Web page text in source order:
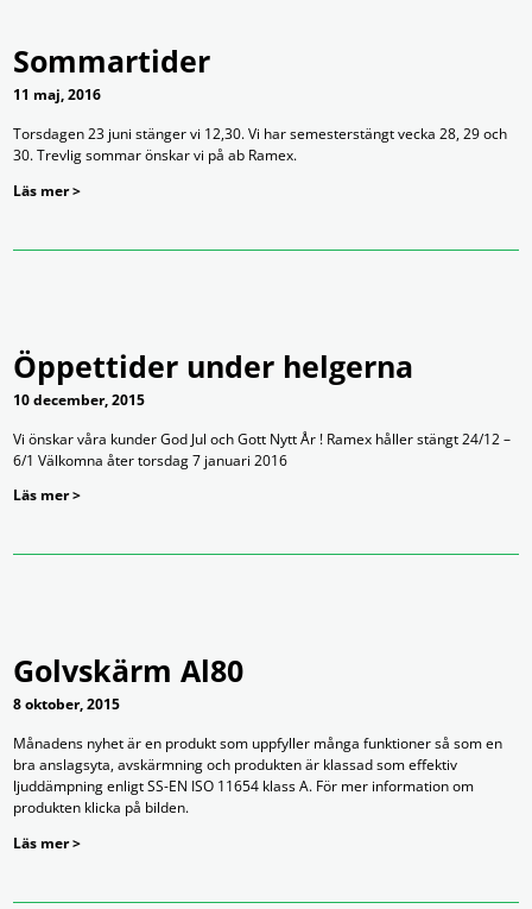
Sommartider
11 maj, 2016
Torsdagen 23 juni stänger vi 12,30. Vi har semesterstängt vecka 28, 29 och
30. Trevlig sommar önskar vi på ab Ramex.
Läs mer >
Öppettider under helgerna
10 december, 2015
Vi önskar våra kunder God Jul och Gott Nytt År ! Ramex håller stängt 24/12 –
6/1 Välkomna åter torsdag 7 januari 2016
Läs mer >
Golvskärm Al80
8 oktober, 2015
Månadens nyhet är en produkt som uppfyller många funktioner så som en
bra anslagsyta, avskärmning och produkten är klassad som effektiv
ljuddämpning enligt SS-EN ISO 11654 klass A. För mer information om
produkten klicka på bilden.
Läs mer >